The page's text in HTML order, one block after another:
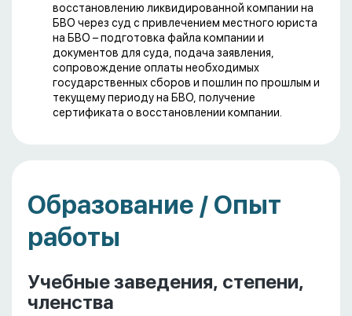
восстановлению ликвидированной компании на
БВО через суд с привлечением местного юриста
на БВО – подготовка файла компании и
документов для суда, подача заявления,
сопровождение оплаты необходимых
государственных сборов и пошлин по прошлым и
текущему периоду на БВО, получение
сертификата о восстановлении компании.
Образование / Опыт
работы
Учебные заведения, степени,
членства